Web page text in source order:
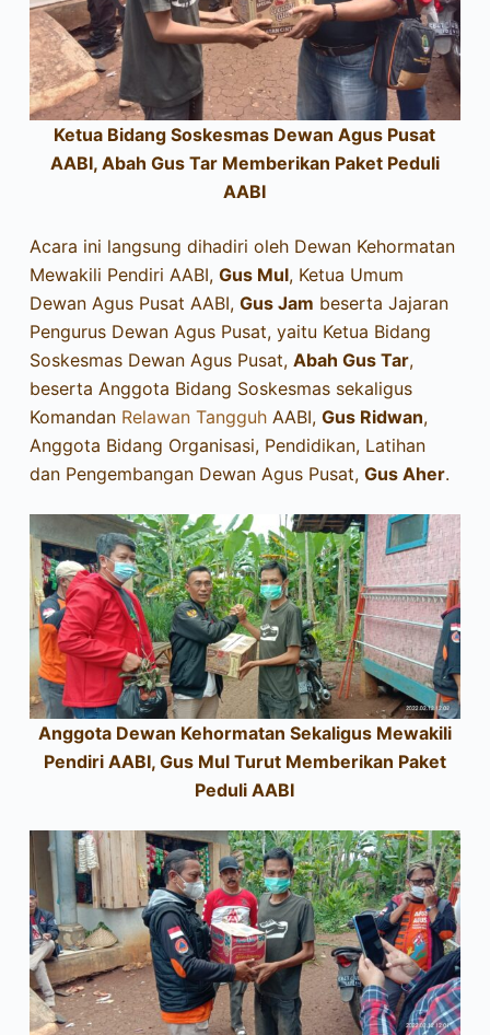
Ketua Bidang Soskesmas Dewan Agus Pusat
AABI, Abah Gus Tar Memberikan Paket Peduli
AABI
Acara ini langsung dihadiri oleh Dewan Kehormatan
Mewakili Pendiri AABI, Gus Mul, Ketua Umum
Dewan Agus Pusat AABI, Gus Jam beserta Jajaran
Pengurus Dewan Agus Pusat, yaitu Ketua Bidang
Soskesmas Dewan Agus Pusat, Abah Gus Tar,
beserta Anggota Bidang Soskesmas sekaligus
Komandan Relawan TangguhAABI, Gus Ridwan,
Anggota Bidang Organisasi, Pendidikan, Latihan
dan Pengembangan Dewan Agus Pusat, Gus Aher.
Anggota Dewan Kehormatan Sekaligus Mewakili
Pendiri AABI, Gus Mul Turut Memberikan Paket
Peduli AABI